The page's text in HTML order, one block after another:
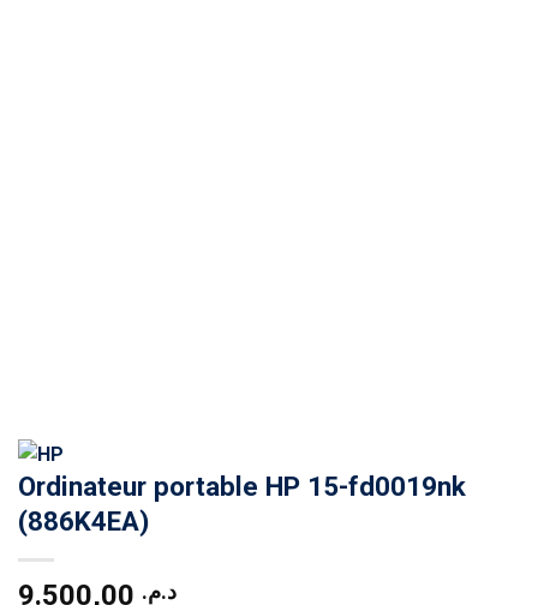
Ordinateur portable HP 15-fd0019nk
(886K4EA)
د.م.